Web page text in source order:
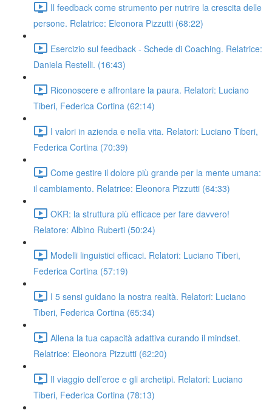
Il feedback come strumento per nutrire la crescita delle
persone. Relatrice: Eleonora Pizzutti (68:22)
Esercizio sul feedback - Schede di Coaching. Relatrice:
Daniela Restelli. (16:43)
Riconoscere e affrontare la paura. Relatori: Luciano
Tiberi, Federica Cortina (62:14)
I valori in azienda e nella vita. Relatori: Luciano Tiberi,
Federica Cortina (70:39)
Come gestire il dolore più grande per la mente umana:
il cambiamento. Relatrice: Eleonora Pizzutti (64:33)
OKR: la struttura più efficace per fare davvero!
Relatore: Albino Ruberti (50:24)
Modelli linguistici efficaci. Relatori: Luciano Tiberi,
Federica Cortina (57:19)
I 5 sensi guidano la nostra realtà. Relatori: Luciano
Tiberi, Federica Cortina (65:34)
Allena la tua capacità adattiva curando il mindset.
Relatrice: Eleonora Pizzutti (62:20)
Il viaggio dell’eroe e gli archetipi. Relatori: Luciano
Tiberi, Federica Cortina (78:13)